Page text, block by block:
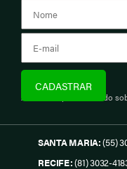
Assine e fique informado
SANTA MARIA:(55)
RECIFE:(81) 3032-